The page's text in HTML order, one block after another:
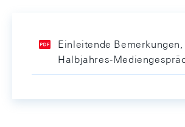
Einleitende Bemerkungen,
Halbjahres-